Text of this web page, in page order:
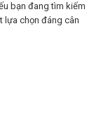
bạn đang tìm kiếm
lựa chọn đáng cân